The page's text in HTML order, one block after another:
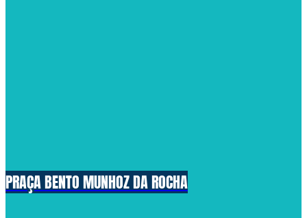
PRAÇA BENTO MUNHOZ DA ROCHA